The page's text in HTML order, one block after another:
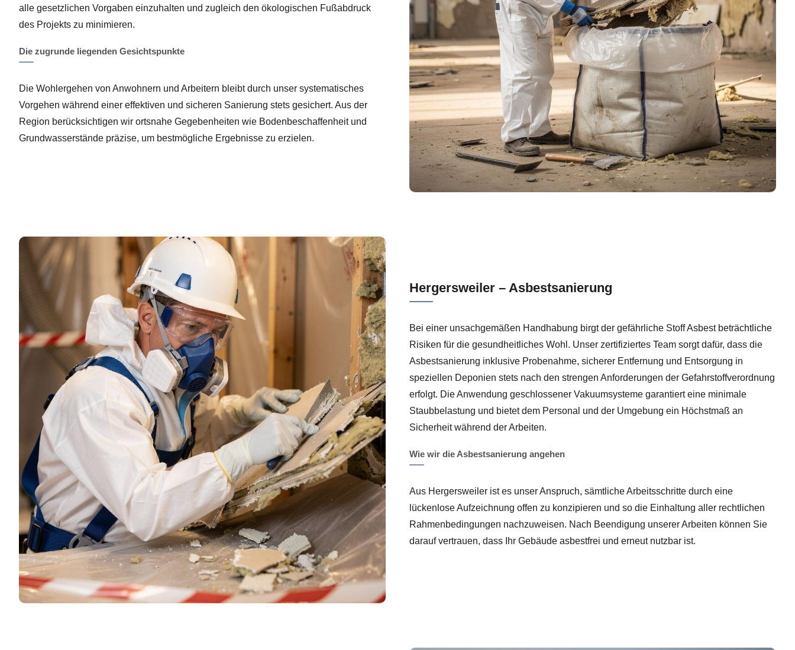
alle gesetzlichen Vorgaben einzuhalten und zugleich den ökologischen Fußabdruck
des Projekts zu minimieren.
Die zugrunde liegenden Gesichtspunkte
Die Wohlergehen von Anwohnern und Arbeitern bleibt durch unser systematisches
Vorgehen während einer effektiven und sicheren Sanierung stets gesichert. Aus der
Region berücksichtigen wir ortsnahe Gegebenheiten wie Bodenbeschaffenheit und
Grundwasserstände präzise, um bestmögliche Ergebnisse zu erzielen.
Hergersweiler – Asbestsanierung
Bei einer unsachgemäßen Handhabung birgt der gefährliche Stoff Asbest beträchtliche
Risiken für die gesundheitliches Wohl. Unser zertifiziertes Team sorgt dafür, dass die
Asbestsanierung inklusive Probenahme, sicherer Entfernung und Entsorgung in
speziellen Deponien stets nach den strengen Anforderungen der Gefahrstoffverordnung
erfolgt. Die Anwendung geschlossener Vakuumsysteme garantiert eine minimale
Staubbelastung und bietet dem Personal und der Umgebung ein Höchstmaß an
Sicherheit während der Arbeiten.
Wie wir die Asbestsanierung angehen
Aus Hergersweiler ist es unser Anspruch, sämtliche Arbeitsschritte durch eine
lückenlose Aufzeichnung offen zu konzipieren und so die Einhaltung aller rechtlichen
Rahmenbedingungen nachzuweisen. Nach Beendigung unserer Arbeiten können Sie
darauf vertrauen, dass Ihr Gebäude asbestfrei und erneut nutzbar ist.